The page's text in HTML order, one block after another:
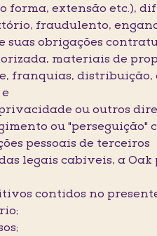
forma, extensão etc.),
fraudulento,
suas obrigações
materiais de
franquias,
ou outros
ou "perseguição"
pessoais de terceiros
legais cabíveis, a
contidos no